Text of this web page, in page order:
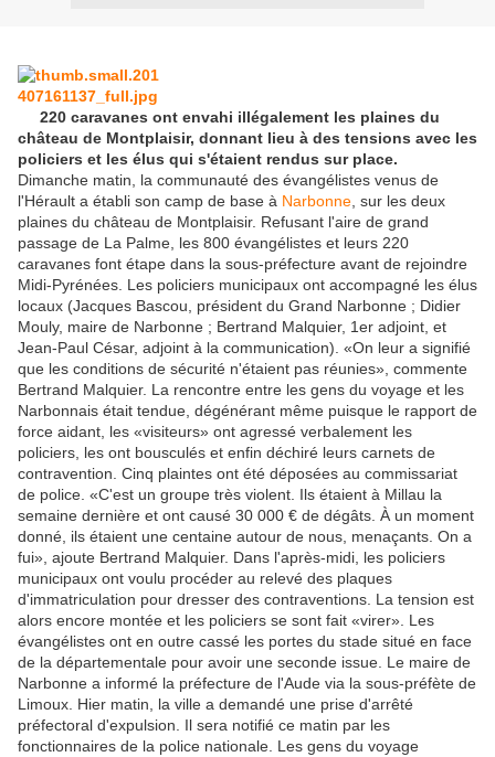
220 caravanes ont envahi illégalement les plaines du
château de Montplaisir, donnant lieu à des tensions avec les
policiers et les élus qui s'étaient rendus sur place.
Dimanche matin, la communauté des évangélistes venus de
l'Hérault a établi son camp de base à Narbonne , sur les deux
plaines du château de Montplaisir. Refusant l'aire de grand
passage de La Palme, les 800 évangélistes et leurs 220
caravanes font étape dans la sous-préfecture avant de rejoindre
Midi-Pyrénées. Les policiers municipaux ont accompagné les élus
locaux (Jacques Bascou, président du Grand Narbonne ; Didier
Mouly, maire de Narbonne ; Bertrand Malquier, 1er adjoint, et
Jean-Paul César, adjoint à la communication). «On leur a signifié
que les conditions de sécurité n'étaient pas réunies», commente
Bertrand Malquier. La rencontre entre les gens du voyage et les
Narbonnais était tendue, dégénérant même puisque le rapport de
force aidant, les «visiteurs» ont agressé verbalement les
policiers, les ont bousculés et enfin déchiré leurs carnets de
contravention. Cinq plaintes ont été déposées au commissariat
de police. «C'est un groupe très violent. Ils étaient à Millau la
semaine dernière et ont causé 30 000 € de dégâts. À un moment
donné, ils étaient une centaine autour de nous, menaçants. On a
fui», ajoute Bertrand Malquier. Dans l'après-midi, les policiers
municipaux ont voulu procéder au relevé des plaques
d'immatriculation pour dresser des contraventions. La tension est
alors encore montée et les policiers se sont fait «virer». Les
évangélistes ont en outre cassé les portes du stade situé en face
de la départementale pour avoir une seconde issue. Le maire de
Narbonne a informé la préfecture de l'Aude via la sous-préfète de
Limoux. Hier matin, la ville a demandé une prise d'arrêté
préfectoral d'expulsion. Il sera notifié ce matin par les
fonctionnaires de la police nationale. Les gens du voyage